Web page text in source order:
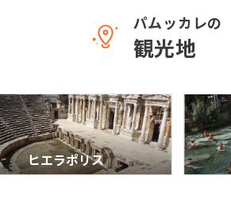
パムッカレの
観光地
ヒエラポリス